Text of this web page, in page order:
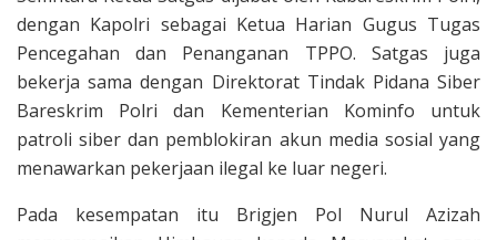
dengan Kapolri sebagai Ketua Harian Gugus Tugas
Pencegahan dan Penanganan TPPO. Satgas juga
bekerja sama dengan Direktorat Tindak Pidana Siber
Bareskrim Polri dan Kementerian Kominfo untuk
patroli siber dan pemblokiran akun media sosial yang
menawarkan pekerjaan ilegal ke luar negeri.
Pada kesempatan itu Brigjen Pol Nurul Azizah